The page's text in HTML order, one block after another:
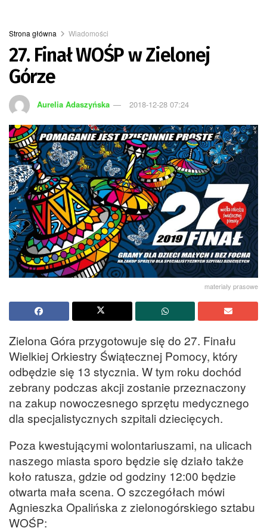
Strona główna Wiadomości
27. Finał WOŚP w Zielonej
Górze
Aurelia Adaszyńska 2018-12-28 07:24
materiały prasowe
Zielona Góra przygotowuje się do 27. Finału
Wielkiej Orkiestry Świątecznej Pomocy, który
odbędzie się 13 stycznia. W tym roku dochód
zebrany podczas akcji zostanie przeznaczony
na zakup nowoczesnego sprzętu medycznego
dla specjalistycznych szpitali dziecięcych.
Poza kwestującymi wolontariuszami, na ulicach
naszego miasta sporo będzie się działo także
koło ratusza, gdzie od godziny 12:00 będzie
otwarta mała scena. O szczegółach mówi
Agnieszka Opalińska z zielonogórskiego sztabu
WOŚP: